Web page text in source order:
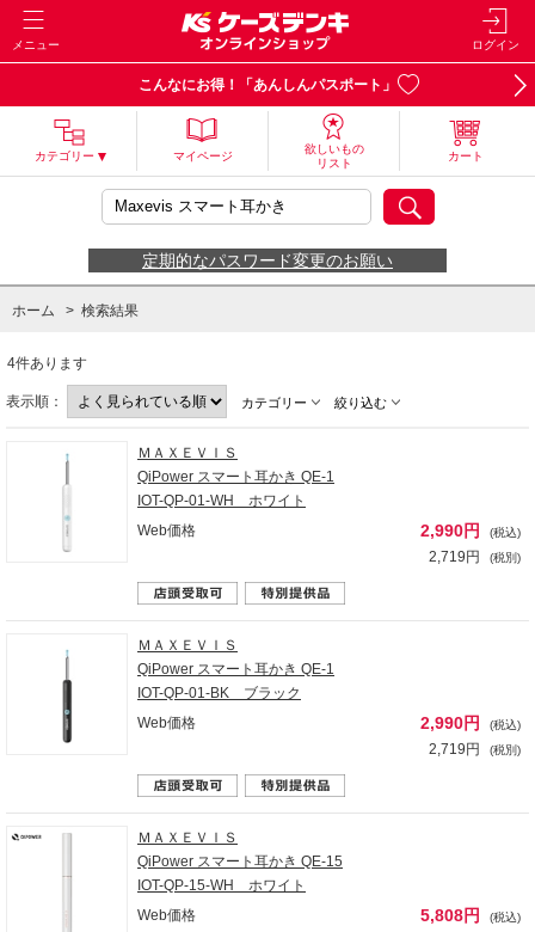
メニュー ログイン
こんなにお得！「あんしんパスポート」
カテゴリー マイページ
欲しいもの
リスト
カート
定期的なパスワード変更のお願い
ホーム > 検索結果
4件あります
表示順： カテゴリー 絞り込む
ＭＡＸＥＶＩＳ
QiPower スマート耳かき QE-1
IOT-QP-01-WH ホワイト
Web価格
2,990円 (税込)
2,719円 (税別)
ＭＡＸＥＶＩＳ
QiPower スマート耳かき QE-1
IOT-QP-01-BK ブラック
Web価格
2,990円 (税込)
2,719円 (税別)
ＭＡＸＥＶＩＳ
QiPower スマート耳かき QE-15
IOT-QP-15-WH ホワイト
Web価格
5,808円 (税込)